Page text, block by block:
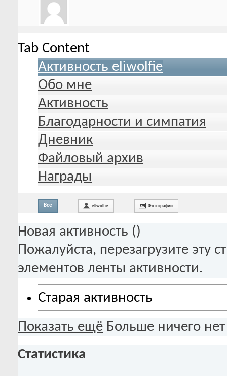
Tab Content
Активность eliwolfie
Обо мне
Активность
Благодарности и симпатия
Дневник
Файловый архив
Награды
Все eliwolfie Фотографии
Новая активность ()
Пожалуйста, перезагрузите эту
элементов ленты активности.
Старая активность
Показать ещё Больше ничего нет
Статистика